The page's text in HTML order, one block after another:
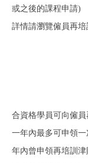
或之後的課程申請)
詳情請瀏覽僱員再
合資格學員可向僱員
一年內最多可申領
年內曾申領再培訓